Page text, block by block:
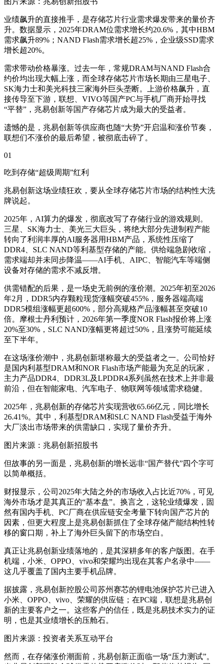
业绩飙升的直接推手，是存储芯片行业需求爆发带来的量价齐
升。数据显示，2025年DRAM位需求增长约20.6%，其中HBM
需求飙升89%；NAND Flash需求增长超25%，企业级SSD需求
增长超20%。
需求带动价格暴涨。过去一年，常规DRAM与NAND Flash合
约价均出现大幅上涨，而全球存储芯片市场长期由三星电子、
SK海力士和美光科技三家海外巨头垄断。上游价格飙升，直
接传导至下游，联想、VIVO等国产PC与手机厂商开始寻找
“平替”，兆易创新等国产存储芯片成为最大的受益者。
遗憾的是，兆易创新等供应商也随“大势”开启温和涨价节奏，
联想们不涨价的最后希望，被彻底击碎了。
01
吃到存储“超级周期”红利
兆易创新这场业绩狂欢，要从全球存储芯片市场的结构性大洗
牌说起。
2025年，AI算力的爆发，彻底改写了存储行业的游戏规则。
三星、SK海力士、美光三大巨头，将绝大部分先进制程产能
转向了利润丰厚的AI服务器用HBM产品，系统性压缩了
DDR4、SLC NAND等利基型存储的产能。供给端急剧收缩，
需求端却并未同步降温——AI手机、AIPC、智能汽车等端侧
设备对存储的需求不减反增。
供需错配的后果，是一场史无前例的涨价潮。2025年初至2026
年2月，DDR5内存颗粒现货涨幅突破455%，服务器端高端
DDR5模组涨幅更超600%，部分高规格产品涨幅甚至突破10
倍。摩根士丹利预计，2026年第一季度NOR Flash报价将上涨
20%至30%，SLC NAND涨幅更将超过50%，且涨势可能延续
至下半年。
在这场涨价潮中，兆易创新堪称最大的受益者之一。公司恰好
是国内利基型DRAM和NOR Flash市场产能最为充足的玩家，
主力产品DDR4、DDR3L及LPDDR4系列虽然在技术上并非最
前沿，但在智能家电、汽车电子、物联网等领域需求稳健。
2025年，兆易创新的存储芯片实现营收65.66亿元，同比增长
26.41%。其中，利基型DRAM和SLC NAND Flash受益于海外
大厂淡出市场带来的供需缺口，实现了量价齐升。
图片来源：兆易创新招股书
但故事的另一面是，兆易创新的增长远非“国产替代”四个字可
以简单概括。
财报显示，公司2025年大陆之外的市场收入占比近70%，可见
海外市场才是其真正的“基本盘”。换言之，这轮业绩爆发，固
然有国内手机、PC厂商在供应链安全考量下转向国产芯片的
因素，但更大程度上是兆易创新抓住了全球存储产能结构性转
移的窗口期，补上了海外巨头留下的市场空白。
真正让兆易创新业绩落地的，是其深耕多年的客户版图。在手
机端，小米、OPPO、vivo和荣耀均出现在其客户名录中——
这几乎覆盖了国内主要手机品牌。
据披露，兆易创新控股公司苏州赛芯的锂电池保护芯片已进入
小米、OPPO、vivo、荣耀的供应链；在PC端，联想是兆易创
新的主要客户之一。这些客户的信任，既是兆易技术实力的证
明，也是其业绩增长的压舱石。
图片来源：投资者关系互动平台
然而，在存储涨价潮面前，兆易创新正面临一场“压力测试”。